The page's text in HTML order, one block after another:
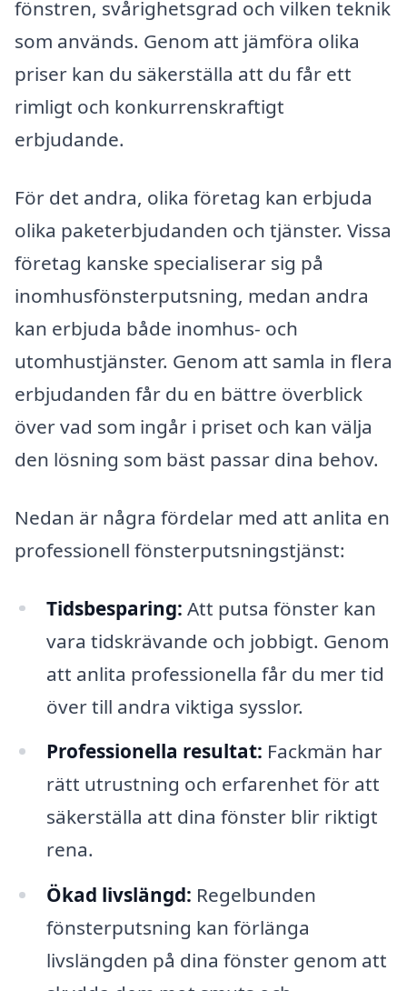
fönstren, svårighetsgrad och vilken teknik
som används. Genom att jämföra olika
priser kan du säkerställa att du får ett
rimligt och konkurrenskraftigt
erbjudande.
För det andra, olika företag kan erbjuda
olika paketerbjudanden och tjänster. Vissa
företag kanske specialiserar sig på
inomhusfönsterputsning, medan andra
kan erbjuda både inomhus- och
utomhustjänster. Genom att samla in flera
erbjudanden får du en bättre överblick
över vad som ingår i priset och kan välja
den lösning som bäst passar dina behov.
Nedan är några fördelar med att anlita en
professionell fönsterputsningstjänst:
Tidsbesparing: Att putsa fönster kan
vara tidskrävande och jobbigt. Genom
att anlita professionella får du mer tid
över till andra viktiga sysslor.
Professionella resultat: Fackmän har
rätt utrustning och erfarenhet för att
säkerställa att dina fönster blir riktigt
rena.
Ökad livslängd: Regelbunden
fönsterputsning kan förlänga
livslängden på dina fönster genom att